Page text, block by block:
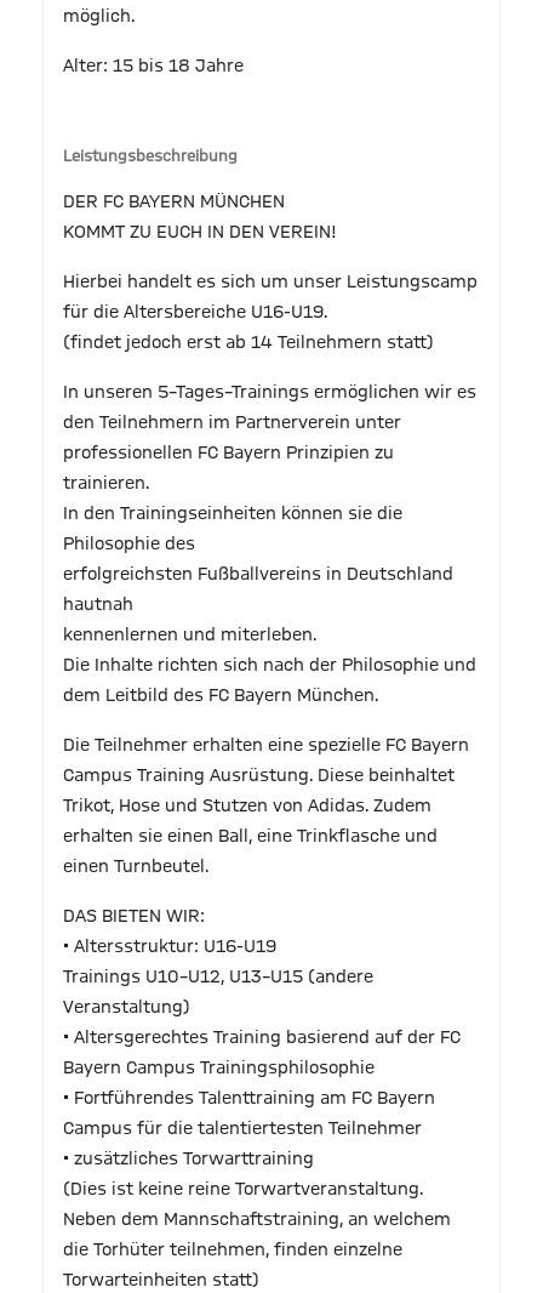
möglich.
Alter: 15 bis 18 Jahre
Leistungsbeschreibung
DER FC BAYERN MÜNCHEN
KOMMT ZU EUCH IN DEN VEREIN!
Hierbei handelt es sich um unser Leistungscamp
für die Altersbereiche U16-U19.
(findet jedoch erst ab 14 Teilnehmern statt)
In unseren 5–Tages–Trainings ermöglichen wir es
den Teilnehmern im Partnerverein unter
professionellen FC Bayern Prinzipien zu
trainieren.
In den Trainingseinheiten können sie die
Philosophie des
erfolgreichsten Fußballvereins in Deutschland
hautnah
kennenlernen und miterleben.
Die Inhalte richten sich nach der Philosophie und
dem Leitbild des FC Bayern München.
Die Teilnehmer erhalten eine spezielle FC Bayern
Campus Training Ausrüstung. Diese beinhaltet
Trikot, Hose und Stutzen von Adidas. Zudem
erhalten sie einen Ball, eine Trinkflasche und
einen Turnbeutel.
DAS BIETEN WIR:
• Altersstruktur: U16-U19
Trainings U10–U12, U13–U15 (andere
Veranstaltung)
• Altersgerechtes Training basierend auf der FC
Bayern Campus Trainingsphilosophie
• Fortführendes Talenttraining am FC Bayern
Campus für die talentiertesten Teilnehmer
• zusätzliches Torwarttraining
(Dies ist keine reine Torwartveranstaltung.
Neben dem Mannschaftstraining, an welchem
die Torhüter teilnehmen, finden einzelne
Torwarteinheiten statt)